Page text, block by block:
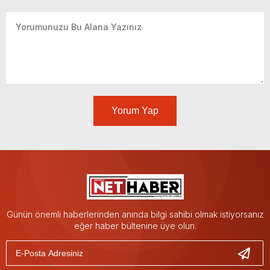
Yorum Yap
Günün önemli haberlerinden anında bilgi sahibi olmak istiyorsanız
eğer haber bültenine üye olun.